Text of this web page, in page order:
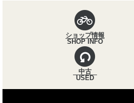
ショップ情報
SHOP INFO
中古
USED